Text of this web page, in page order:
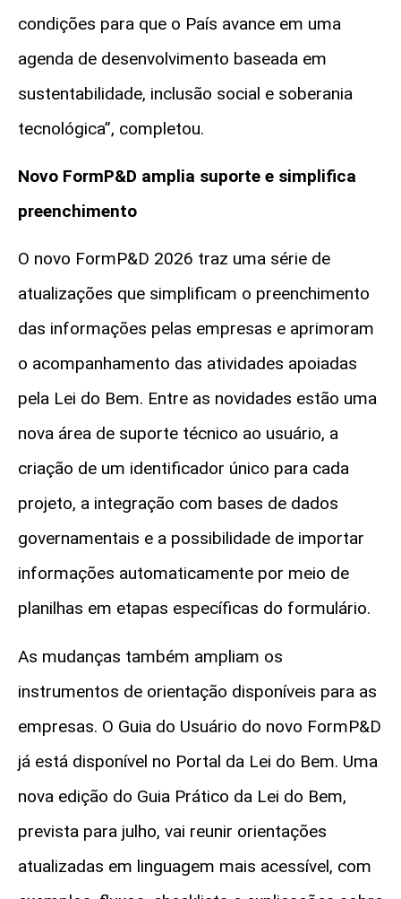
condições para que o País avance em uma
agenda de desenvolvimento baseada em
sustentabilidade, inclusão social e soberania
tecnológica”, completou.
Novo FormP&D amplia suporte e simplifica
preenchimento
O novo FormP&D 2026 traz uma série de
atualizações que simplificam o preenchimento
das informações pelas empresas e aprimoram
o acompanhamento das atividades apoiadas
pela Lei do Bem. Entre as novidades estão uma
nova área de suporte técnico ao usuário, a
criação de um identificador único para cada
projeto, a integração com bases de dados
governamentais e a possibilidade de importar
informações automaticamente por meio de
planilhas em etapas específicas do formulário.
As mudanças também ampliam os
instrumentos de orientação disponíveis para as
empresas. O Guia do Usuário do novo FormP&D
já está disponível no Portal da Lei do Bem. Uma
nova edição do Guia Prático da Lei do Bem,
prevista para julho, vai reunir orientações
atualizadas em linguagem mais acessível, com